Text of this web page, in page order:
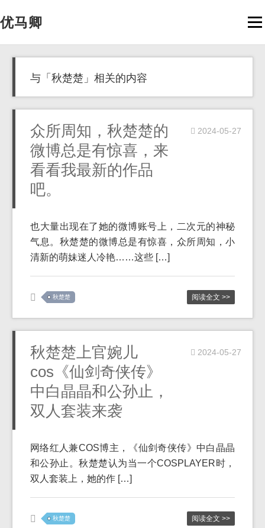
优马卿
与「秋楚楚」相关的内容
众所周知，秋楚楚的
微博总是有惊喜，来
看看我最新的作品
吧。
2024-05-27
也大量出现在了她的微博账号上，二次元的神秘
气息。秋楚楚的微博总是有惊喜，众所周知，小
清新的萌妹迷人冷艳……这些 […]
秋楚楚 阅读全文 >>
秋楚楚上官婉儿
cos《仙剑奇侠传》
中白晶晶和公孙止，
双人套装来袭
2024-05-27
网络红人兼COS博主，《仙剑奇侠传》中白晶晶
和公孙止。秋楚楚认为当一个COSPLAYER时，
双人套装上，她的作 […]
秋楚楚 阅读全文 >>